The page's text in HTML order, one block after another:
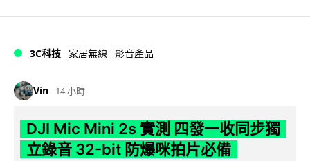
3C科技 家居無線 影音產品
Vin 14 小時
DJI Mic Mini 2s 實測 四發一收同步獨
立錄音 32-bit 防爆咪拍片必備